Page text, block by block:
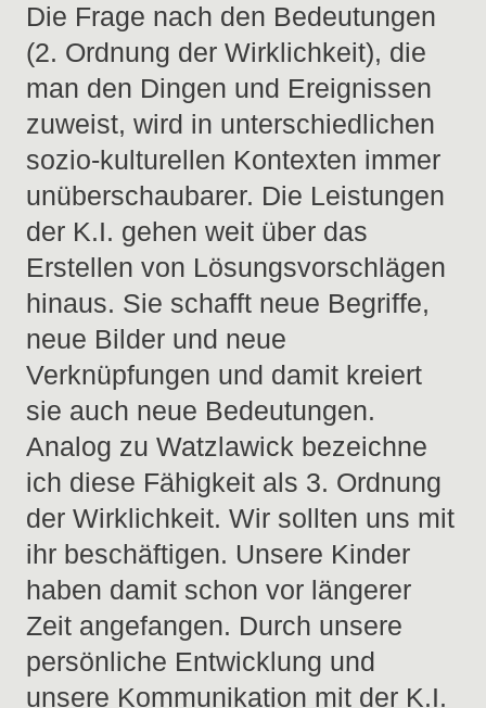
Die Frage nach den Bedeutungen
(2. Ordnung der Wirklichkeit), die
man den Dingen und Ereignissen
zuweist, wird in unterschiedlichen
sozio-kulturellen Kontexten immer
unüberschaubarer. Die Leistungen
der K.I. gehen weit über das
Erstellen von Lösungsvorschlägen
hinaus. Sie schafft neue Begriffe,
neue Bilder und neue
Verknüpfungen und damit kreiert
sie auch neue Bedeutungen.
Analog zu Watzlawick bezeichne
ich diese Fähigkeit als 3. Ordnung
der Wirklichkeit. Wir sollten uns mit
ihr beschäftigen. Unsere Kinder
haben damit schon vor längerer
Zeit angefangen. Durch unsere
persönliche Entwicklung und
unsere Kommunikation mit der K.I.